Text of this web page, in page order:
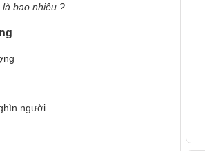
bao nhiêu ?
người.